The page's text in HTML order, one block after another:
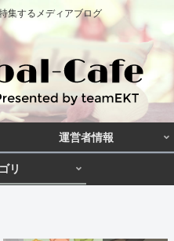
集するメディアブログ
運営者情報
リ